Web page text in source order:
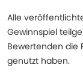
Alle
Gewinnspiel
Bewertenden
genutzt haben.